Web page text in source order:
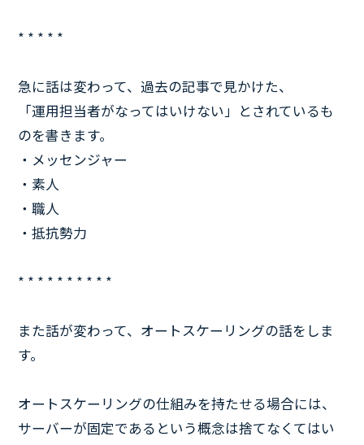
* * * * *
急に話は変わって、過去の記事で見かけた、
「運用担当者がなってはいけない」とされているも
のを書きます。
・メッセンジャー
・素人
・職人
・抵抗勢力
* * * * * * * * * *
また話が変わって、オートスケーリングの話をしま
す。
オートスケーリングの仕組みを持たせる場合には、
サーバーが固定であるという概念は捨てなくてはい